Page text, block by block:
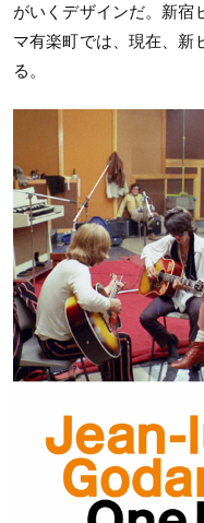
がいくデザインだ。新宿
マ有楽町では、現在、新
る。